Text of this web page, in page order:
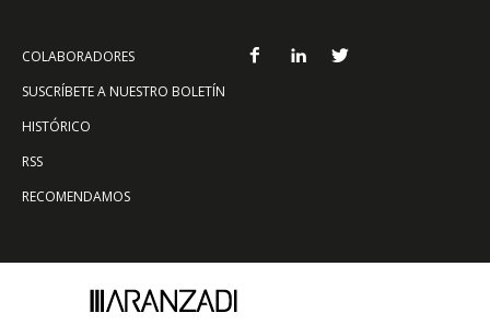
COLABORADORES
SUSCRÍBETE A NUESTRO BOLETÍN
HISTÓRICO
RSS
RECOMENDAMOS